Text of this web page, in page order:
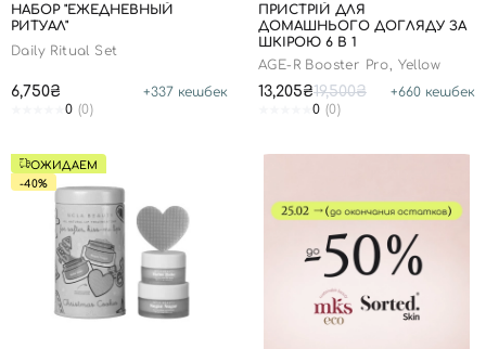
НАБОР "ЕЖЕДНЕВНЫЙ
РИТУАЛ"
Daily Ritual Set
6,750₴ +337 кешбек
0 (0)
ПРИСТРІЙ ДЛЯ
ДОМАШНЬОГО ДОГЛЯДУ ЗА
ШКІРОЮ 6 В 1
AGE-R Booster Pro, Yellow
13,205₴19,500₴ +660 кешбек
0 (0)
ОЖИДАЕМ
-40%